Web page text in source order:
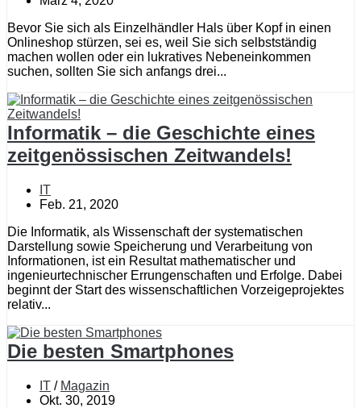
Bevor Sie sich als Einzelhändler Hals über Kopf in einen
Onlineshop stürzen, sei es, weil Sie sich selbstständig
machen wollen oder ein lukratives Nebeneinkommen
suchen, sollten Sie sich anfangs drei...
Informatik – die Geschichte eines
zeitgenössischen Zeitwandels!
IT
Feb. 21, 2020
Die Informatik, als Wissenschaft der systematischen
Darstellung sowie Speicherung und Verarbeitung von
Informationen, ist ein Resultat mathematischer und
ingenieurtechnischer Errungenschaften und Erfolge. Dabei
beginnt der Start des wissenschaftlichen Vorzeigeprojektes
relativ...
Die besten Smartphones
IT / Magazin
Okt. 30, 2019